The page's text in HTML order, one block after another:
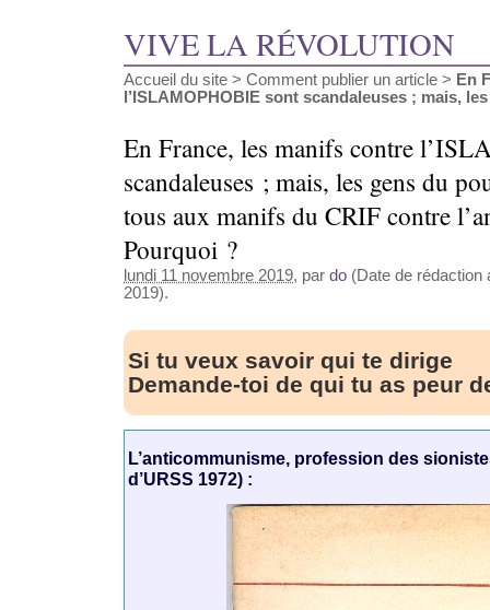
VIVE LA RÉVOLUTION
Accueil du site > Comment publier un article > En
l’ISLAMOPHOBIE sont scandaleuses ; mais,
En France, les manifs contre
scandaleuses ; mais, les gens du
tous aux manifs du CRIF contre
Pourquoi ?
lundi 11 novembre 2019, par do (Date de rédaction
2019).
Si tu veux savoir qui te dirige
Demande-toi de qui tu as peur
L’anticommunisme, profession des
d’URSS 1972) :